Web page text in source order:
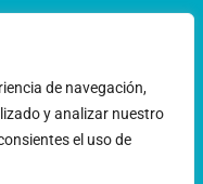
de navegación,
y analizar nuestro
el uso de